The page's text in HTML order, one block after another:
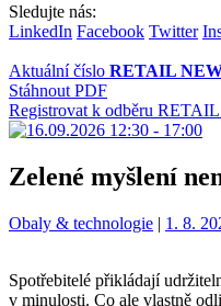
Sledujte nás:
LinkedIn Facebook Twitter
Aktuální číslo RETAIL
Stáhnout PDF
Registrovat k odběru
Zelené myšlení
Kategorie:
Obaly & technologie | 1. 8.
Spotřebitelé přikládají
v minulosti. Co ale vlastně